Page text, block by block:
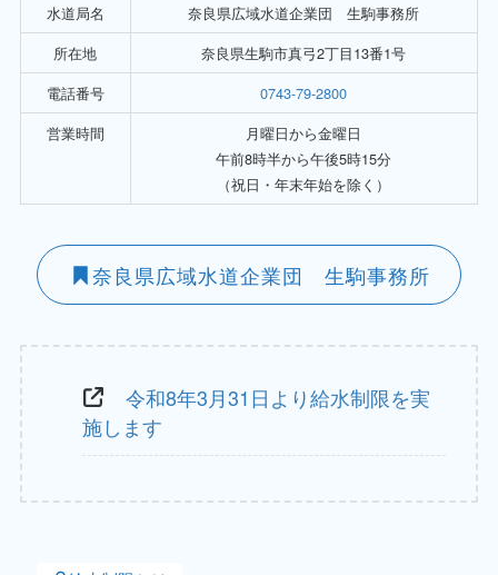
水道局名
奈良県広域水道企業団 生駒事務所
所在地
奈良県生駒市真弓2丁目13番1号
電話番号
0743-79-2800
営業時間
月曜日から金曜日
午前8時半から午後5時15分
（祝日・年末年始を除く）
奈良県広域水道企業団 生駒事務所
令和8年3月31日より給水制限を実
施します